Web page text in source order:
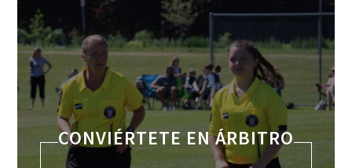
CONVIÉRTETE EN ÁRBITRO